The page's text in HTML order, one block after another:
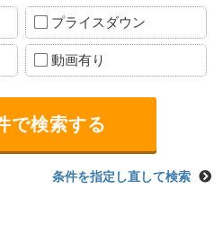
プライスダウン
動画有り
条件を指定し直して検索